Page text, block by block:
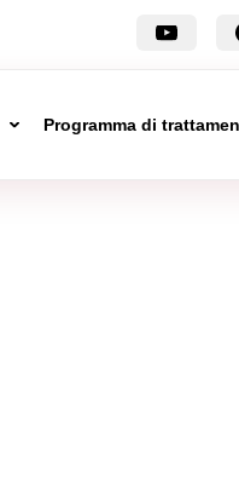
Programma di